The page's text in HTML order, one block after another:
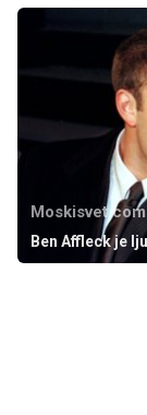
Moskisvet.com
Ben Affleck je